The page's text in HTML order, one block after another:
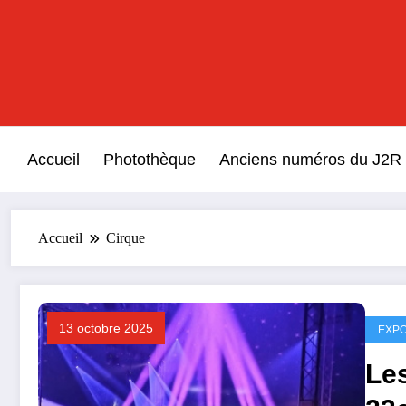
Accueil Photothèque Anciens numéros du J2R
Accueil Cirque
13 octobre 2025